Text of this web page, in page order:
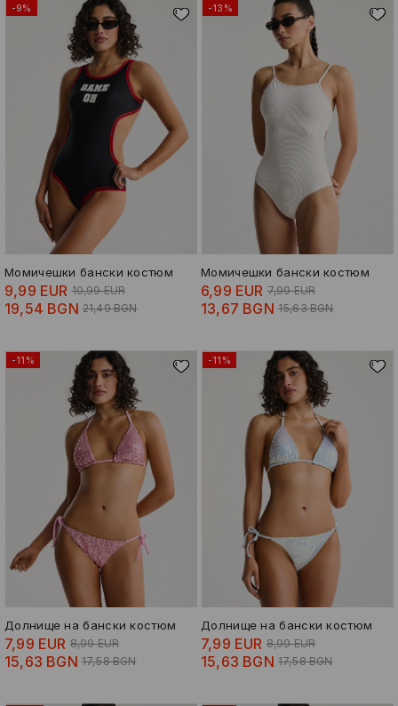
-9%
Момичешки бански костюм
9,99 EUR 10,99 EUR
19,54 BGN 21,49 BGN
-13%
Момичешки бански костюм
6,99 EUR 7,99 EUR
13,67 BGN 15,63 BGN
-11%
Долнище на бански костюм
7,99 EUR 8,99 EUR
15,63 BGN 17,58 BGN
-11%
Долнище на бански костюм
7,99 EUR 8,99 EUR
15,63 BGN 17,58 BGN